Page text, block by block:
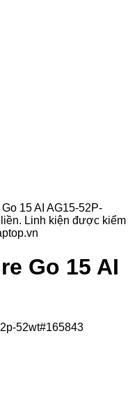
15 AI AG15-52P-
Linh kiện được kiểm
Go 15 AI